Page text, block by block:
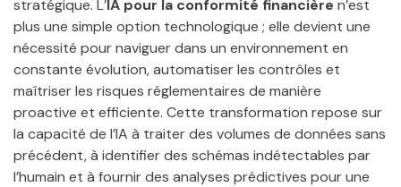
stratégique. L’IA pour la conformité financière n’est
plus une simple option technologique ; elle devient une
nécessité pour naviguer dans un environnement en
constante évolution, automatiser les contrôles et
maîtriser les risques réglementaires de manière
proactive et efficiente. Cette transformation repose sur
la capacité de l’IA à traiter des volumes de données sans
précédent, à identifier des schémas indétectables par
l’humain et à fournir des analyses prédictives pour une